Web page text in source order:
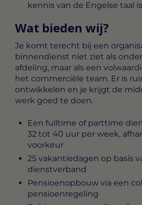
kennis van de Engelse taal
Wat bieden wij?
Je komt terecht bij een
binnendienst niet ziet als
afdeling, maar als een
het commerciële team. Er is
ontwikkelen en je krijgt de
werk goed te doen.
Een fulltime of parttime
32 tot 40 uur per week,
voorkeur
25 vakantiedagen op basis
dienstverband
Pensioenopbouw via een
pensioenregeling